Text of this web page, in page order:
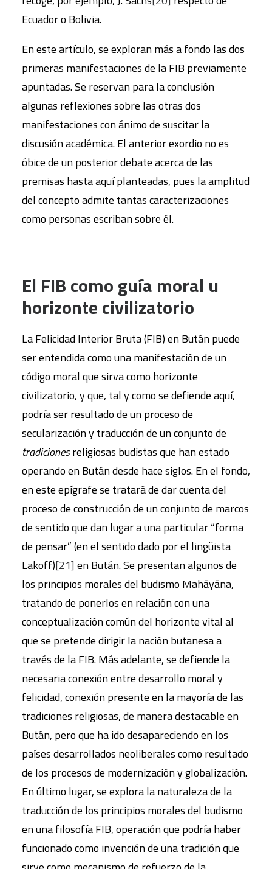
Ecuador o Bolivia.
En este artículo, se exploran más a fondo las dos
primeras manifestaciones de la FIB previamente
apuntadas. Se reservan para la conclusión
algunas reflexiones sobre las otras dos
manifestaciones con ánimo de suscitar la
discusión académica. El anterior exordio no es
óbice de un posterior debate acerca de las
premisas hasta aquí planteadas, pues la amplitud
del concepto admite tantas caracterizaciones
como personas escriban sobre él.
El FIB como guía moral u
horizonte civilizatorio
La Felicidad Interior Bruta (FIB) en Bután puede
ser entendida como una manifestación de un
código moral que sirva como horizonte
civilizatorio, y que, tal y como se defiende aquí,
podría ser resultado de un proceso de
secularización y traducción de un conjunto de
tradicionesreligiosas budistas que han estado
operando en Bután desde hace siglos. En el fondo,
en este epígrafe se tratará de dar cuenta del
proceso de construcción de un conjunto de marcos
de sentido que dan lugar a una particular “forma
de pensar” (en el sentido dado por el lingüista
Lakoff)[21] en Bután. Se presentan algunos de
los principios morales del budismo Mahāyāna,
tratando de ponerlos en relación con una
conceptualización común del horizonte vital al
que se pretende dirigir la nación butanesa a
través de la FIB. Más adelante, se defiende la
necesaria conexión entre desarrollo moral y
felicidad, conexión presente en la mayoría de las
tradiciones religiosas, de manera destacable en
Bután, pero que ha ido desapareciendo en los
países desarrollados neoliberales como resultado
de los procesos de modernización y globalización.
En último lugar, se explora la naturaleza de la
traducción de los principios morales del budismo
en una filosofía FIB, operación que podría haber
funcionado como invención de una tradición que